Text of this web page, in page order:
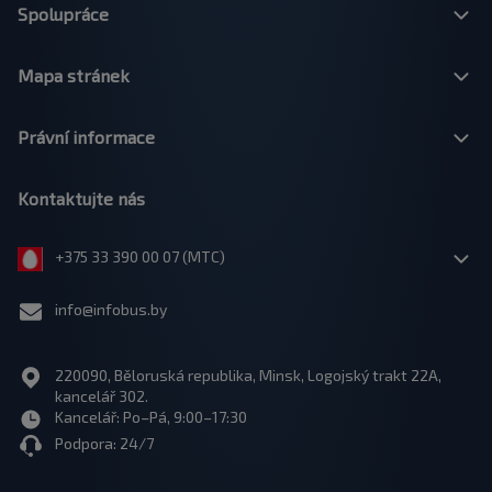
Spolupráce
Mapa stránek
Právní informace
Kontaktujte nás
+375 33 390 00 07 (МТС)
info@infobus.by
220090, Běloruská republika, Minsk, Logojský trakt 22A,
kancelář 302.
Kancelář: Po–Pá, 9:00–17:30
Podpora: 24/7